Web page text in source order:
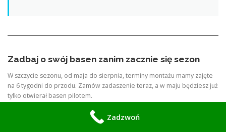
Zadbaj o swój basen zanim zacznie się sezon
W szczycie sezonu, od maja do sierpnia, terminy montażu mamy zajęte
na 6 tygodni do przodu. Zamów zadaszenie teraz, a w maju będziesz już
tylko otwierał basen pilotem.
Odwiedź nas: Kozienice, ul. Warszawska 35, pon-pt 9:00-17:00
Zadzwoń